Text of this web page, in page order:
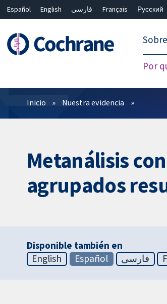
Español English فارسی Français Русский
Por
Filtros
Inicio Nuestra evidencia
Metanálisis
agrupados
Disponible también en
English
Español فارسی